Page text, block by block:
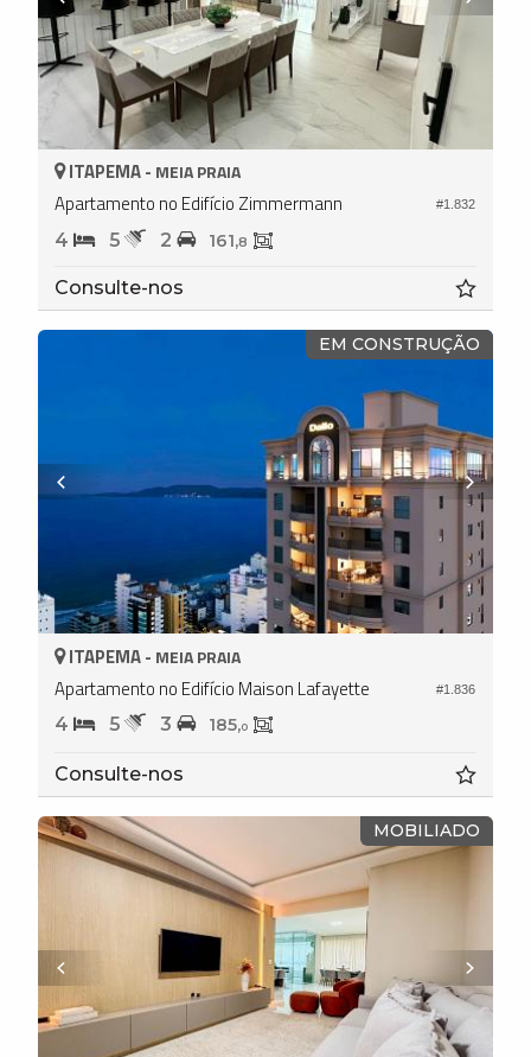
#1.832
ITAPEMA - MEIA PRAIA
Apartamento no Edifício Zimmermann
4 5 2 161,8
Consulte-nos
EM CONSTRUÇÃO
#1.836
ITAPEMA - MEIA PRAIA
Apartamento no Edifício Maison Lafayette
4 5 3 185,0
Consulte-nos
MOBILIADO